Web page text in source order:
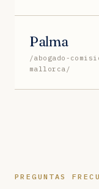
Palma
/abogado-
mallorca/
PREGUNTAS